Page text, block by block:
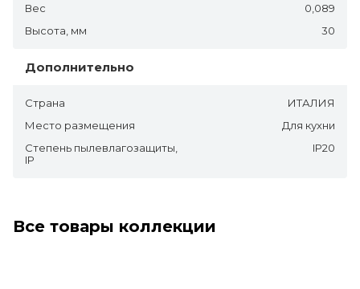
Вес
0,089
Высота, мм
30
Дополнительно
Страна
ИТАЛИЯ
Место размещения
Для кухни
Степень пылевлагозащиты,
IP
IP20
Все товары коллекции